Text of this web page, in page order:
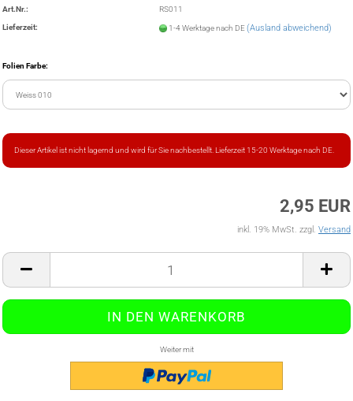
Art.Nr.: RS011
Lieferzeit: 1-4 Werktage nach DE(Ausland abweichend)
Folien Farbe:
Dieser Artikel ist nicht lagernd und wird für Sie nachbestellt. Lieferzeit 15-20 Werktage nach DE.
2,95 EUR
inkl. 19% MwSt. zzgl. Versand
Weiter mit